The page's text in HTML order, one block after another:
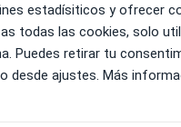
estadísiticos y ofrecer
todas las cookies, solo
Puedes retirar tu
desde ajustes. Más